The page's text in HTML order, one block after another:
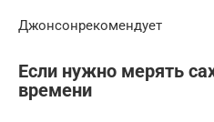
Джонсонрекомендует
Если нужно мерять
времени